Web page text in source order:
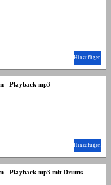
Hinzufügen
- Playback mp3
Hinzufügen
- Playback mp3 mit Drums